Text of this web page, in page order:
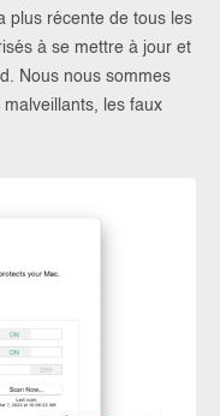
plus récente de tous les
à se mettre à jour et
Nous nous sommes
les faux